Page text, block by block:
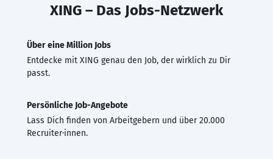
XING – Das Jobs-Netzwerk
Über eine Million Jobs
Entdecke mit XING genau den Job, der wirklich zu Dir
passt.
Persönliche Job-Angebote
Lass Dich finden von Arbeitgebern und über 20.000
Recruiter·innen.